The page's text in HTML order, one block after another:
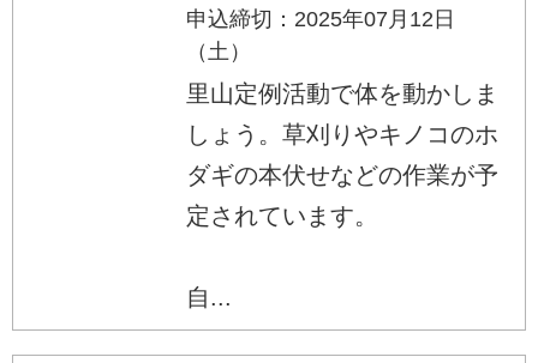
申込締切：2025年07月12日
（土）
里山定例活動で体を動かしま
しょう。草刈りやキノコのホ
ダギの本伏せなどの作業が予
定されています。
自...